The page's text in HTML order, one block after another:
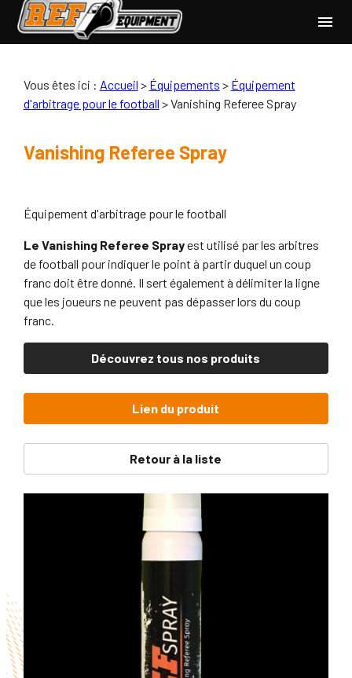
menu
Vous êtes ici : Accueil > Équipements > Équipement
d'arbitrage pour le football >Vanishing Referee Spray
Vanishing Referee Spray
Équipement d'arbitrage pour le football
Le Vanishing Referee Sprayest utilisé par les arbitres
de football pour indiquer le point à partir duquel un coup
franc doit être donné. Il sert également à délimiter la ligne
que les joueurs ne peuvent pas dépasser lors du coup
franc.
Découvrez tous nos produits
Lien du produit
Retour à la liste
Panneau de gestion des cookies